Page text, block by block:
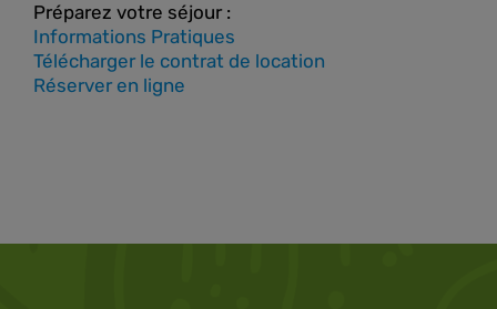
Préparez votre séjour :
Informations Pratiques
Télécharger le contrat de location
Réserver en ligne